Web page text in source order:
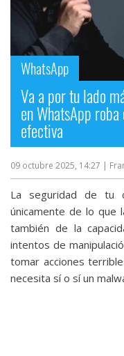
Foros
Contacto
/
Sobre
nosotros
/
Publicidad
Cambiar
opciones
de
privacidad
/
Aviso
Legal
WhatsApp
Va a por tu lado
en WhatsApp
efectiva
09 octubre 2025, 14:27 |
La seguridad de tu
únicamente de lo que
también de la
intentos de
tomar acciones
necesita sí o sí un